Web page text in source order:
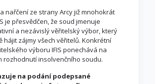
nařčení ze strany Arcy již mnohokrát
je přesvědčen, že soud jmenuje
a nezávislý věřitelský výbor, který
hájit zájmy všech věřitelů. Konkrétní
výboru IFIS ponechává na
rozhodnutí insolvenčního soudu.
na podání podepsané